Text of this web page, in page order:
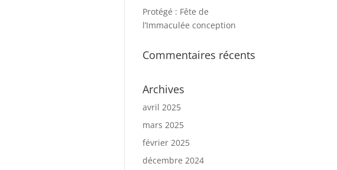
Protégé : Fête de
l’Immaculée conception
Commentaires récents
Archives
avril 2025
mars 2025
février 2025
décembre 2024